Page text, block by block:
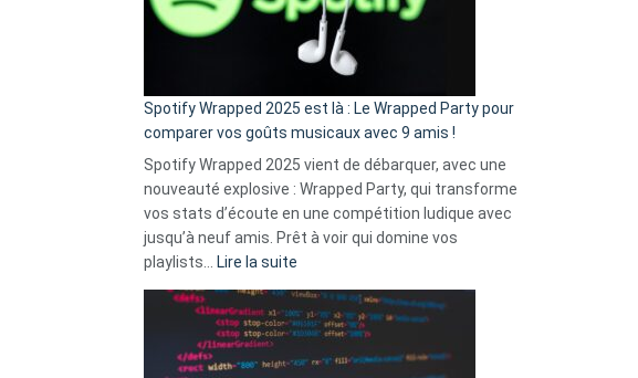
pas
de
cash
»
Solly
change
la
vie
sans-
abri
en
3
Spotify Wrapped 2025 est là : Le Wrapped Party pour
comparer vos goûts musicaux avec 9 amis !
Spotify Wrapped 2025 vient de débarquer, avec une
nouveauté explosive : Wrapped Party, qui transforme
vos stats d’écoute en une compétition ludique avec
jusqu’à neuf amis. Prêt à voir qui domine vos
playlists…
Lire la suite
Wrapped
2025
est